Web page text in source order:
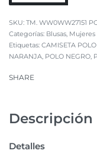
TM. WW0WW27151
Categorías: Blusas Mujeres
Etiquetas: CAMISETA
NARANJA POLO NEGRO
SHARE
Descripción
Detalles